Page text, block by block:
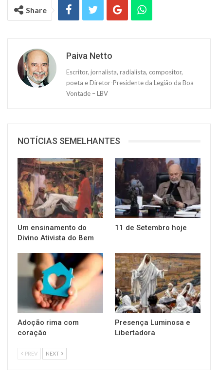
Share
Paiva Netto
Escritor, jornalista, radialista, compositor,
poeta e Diretor-Presidente da Legião da Boa
Vontade – LBV
NOTÍCIAS SEMELHANTES
Um ensinamento do
Divino Ativista do Bem
11 de Setembro hoje
Adoção rima com
coração
Presença Luminosa e
Libertadora
PREV NEXT